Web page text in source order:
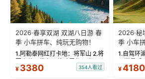
2026·春享双湖 双湖八日游 春
季 小车拼车、纯玩无购物！
1.阿勒泰网红打卡地：将军山 2.将
军山落日缆车，体验雪都风光 3.
将军山，夕阳派对，蹦迪party 4.
¥ 3380 354人看过
2026·秘
季 小车
1.自驾环
西洋最
让雪山、
¥4180